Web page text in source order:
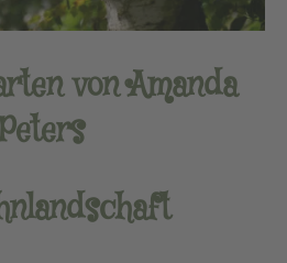
von Amanda